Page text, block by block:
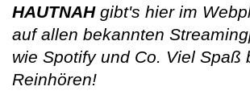
HAUTNAHgibt's hier im
auf allen bekannten
wie Spotify und Co. Viel Spaß
Reinhören!